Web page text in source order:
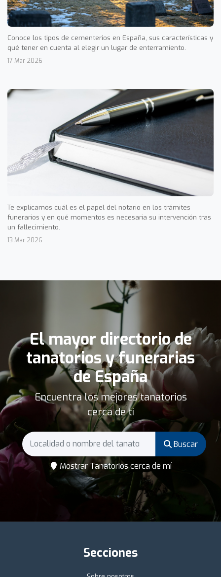
Conoce los tipos de cementerios en España, sus características y
qué tener en cuenta al elegir un lugar de enterramiento.
17 Mar 2026
Te explicamos cuál es el papel del notario en los trámites
funerarios y en qué momentos es necesaria su intervención tras
un fallecimiento.
13 Mar 2026
El mayor directorio de
tanatorios y funerarias
de España
Encuentra los mejores tanatorios
cerca de ti
Buscar
Mostrar Tanatorios cerca de mí
Secciones